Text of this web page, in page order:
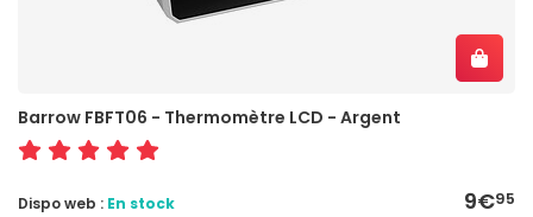
Barrow FBFT06 - Thermomètre LCD - Argent
9€95
Dispo web : En stock